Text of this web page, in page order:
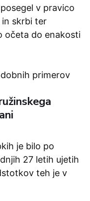
v pravico
skrbi ter
očeta do enakosti
primerov
je bilo po
27 letih ujetih
teh je v